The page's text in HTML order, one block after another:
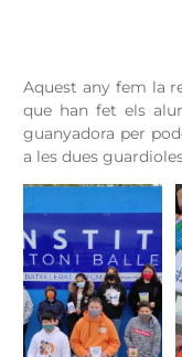
Aquest any fem la
que han fet els
guanyadora per
a les dues